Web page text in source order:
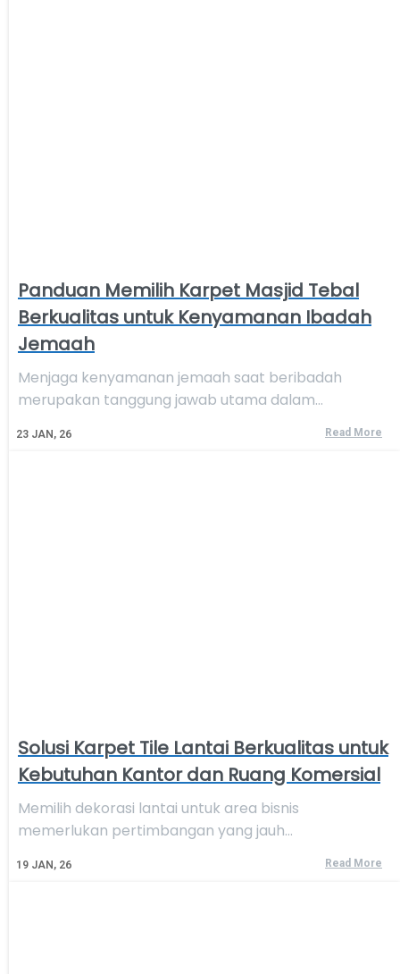
Panduan Memilih Karpet Masjid Tebal
Berkualitas untuk Kenyamanan Ibadah
Jemaah
23 JAN, 26
Menjaga kenyamanan jemaah saat beribadah
merupakan tanggung jawab utama dalam…
Read More
Solusi Karpet Tile Lantai Berkualitas untuk
Kebutuhan Kantor dan Ruang Komersial
19 JAN, 26
Memilih dekorasi lantai untuk area bisnis
memerlukan pertimbangan yang jauh…
Read More